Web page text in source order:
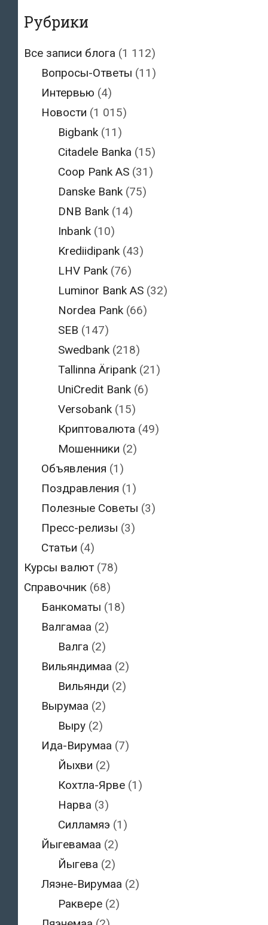
Рубрики
Все записи блога (1 112)
Вопросы-Ответы (11)
Интервью (4)
Новости (1 015)
Bigbank (11)
Citadele Banka (15)
Coop Pank AS (31)
Danske Bank (75)
DNB Bank (14)
Inbank (10)
Krediidipank (43)
LHV Pank (76)
Luminor Bank AS (32)
Nordea Pank (66)
SEB (147)
Swedbank (218)
Tallinna Äripank (21)
UniCredit Bank (6)
Versobank (15)
Криптовалюта (49)
Мошенники (2)
Объявления (1)
Поздравления (1)
Полезные Советы (3)
Пресс-релизы (3)
Статьи (4)
Курсы валют (78)
Справочник (68)
Банкоматы (18)
Валгамаа (2)
Валга (2)
Вильяндимаа (2)
Вильянди (2)
Вырумаа (2)
Выру (2)
Ида-Вирумаа (7)
Йыхви (2)
Кохтла-Ярве (1)
Нарва (3)
Силламяэ (1)
Йыгевамаа (2)
Йыгева (2)
Ляэне-Вирумаа (2)
Раквере (2)